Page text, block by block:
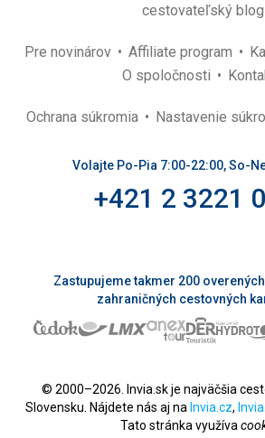
cestovateľský blog
Pre novinárov Affiliate program
O spoločnosti
Ochrana súkromia Nastavenie
Volajte Po-Pia 7:00-22:00, So-
+421 2 3221
Zastupujeme takmer 200
zahraničných cestovných
© 2000–2026. Invia.sk je najväčšia
Slovensku. Nájdete nás aj na Invia.cz,
Tato stránka využíva